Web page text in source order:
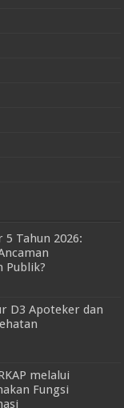
Tahun 2026:
Publik?
D3 Apoteker dan
melalui
Fungsi